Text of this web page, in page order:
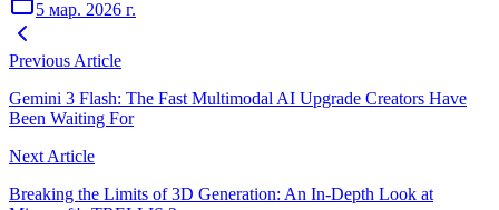
5 мар. 2026 г.
Previous Article
Gemini 3 Flash: The Fast Multimodal AI Upgrade Creators Have
Been Waiting For
Next Article
Breaking the Limits of 3D Generation: An In-Depth Look at